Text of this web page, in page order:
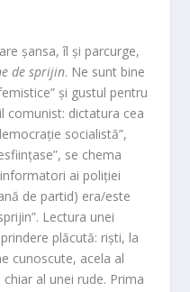
șansa, îl și parcurge,
de sprijin. Ne sunt bine
și gustul pentru
comunist: dictatura cea
socialistă”,
se chema
ai poliției
de partid) era/este
Lectura unei
plăcută: riști, la
cunoscute, acela al
al unei rude. Prima